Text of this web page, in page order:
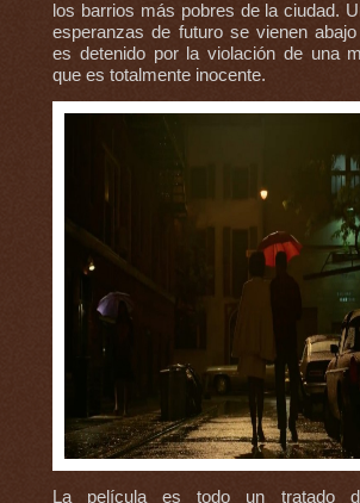
los barrios más pobres de la ciudad.
esperanzas de futuro se vienen
es detenido por la violación de una
que es totalmente inocente.
La película es todo un tratado